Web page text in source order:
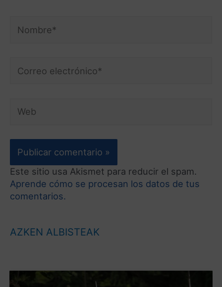
Este sitio usa Akismet para reducir el spam.
Aprende cómo se procesan los datos de tus
comentarios.
AZKEN ALBISTEAK